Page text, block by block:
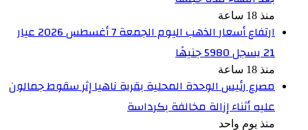
منذ 18 ساعة
ارتفاع أسعار الذهب اليوم الجمعة 7 أغسطس 2026 عيار
21 يسجل 5980 جنيهًا
منذ 18 ساعة
مصرع رئيس الوحدة المحلية بقرية ناهيا إثر سقوط جمالون
عليه أثناء إزالة مخالفة بكرداسة
منذ يوم واحد